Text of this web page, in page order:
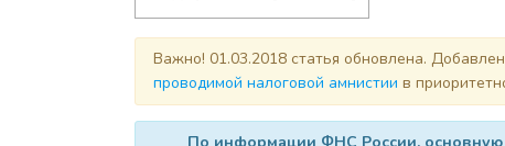
Важно! 01.03.2018 статья обновлена.
проводимой налоговой амнистии в
По информации ФНС России, основную